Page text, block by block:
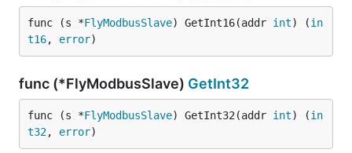
func (s *FlyModbusSlave) GetInt16(addr int) (in
t16, error)
func (*FlyModbusSlave) GetInt32
func (s *FlyModbusSlave) GetInt32(addr int) (in
t32, error)